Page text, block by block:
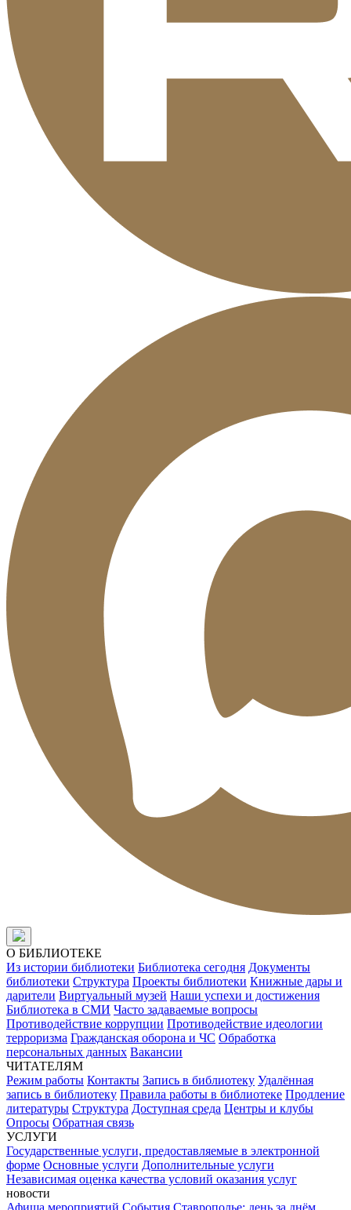
О БИБЛИОТЕКЕ
Из истории библиотеки Библиотека сегодня Документы
библиотеки Структура Проекты библиотеки Книжные дары и
дарители Виртуальный музей Наши успехи и достижения
Библиотека в СМИ Часто задаваемые вопросы
Противодействие коррупции Противодействие идеологии
терроризма Гражданская оборона и ЧС Обработка
персональных данных Вакансии
ЧИТАТЕЛЯМ
Режим работы Контакты Запись в библиотеку Удалённая
запись в библиотеку Правила работы в библиотеке Продление
литературы Структура Доступная среда Центры и клубы
Опросы Обратная связь
УСЛУГИ
Государственные услуги, предоставляемые в электронной
форме Основные услуги Дополнительные услуги
Независимая оценка качества условий оказания услуг
новости
Афиша мероприятий События Ставрополье: день за днём